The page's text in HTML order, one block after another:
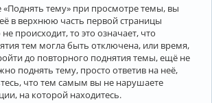
тему» при просмотре темы, вы
в верхнюю часть первой страницы
происходит, то это означает, что
тем могла быть отключена, или время,
до повторного поднятия темы, ещё не
поднять тему, просто ответив на неё,
что тем самым вы не нарушаете
на которой находитесь.